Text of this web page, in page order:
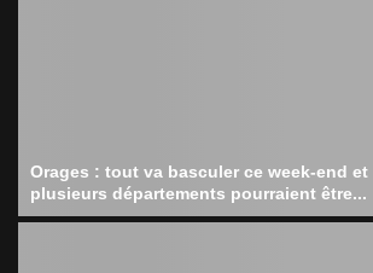
Orages : tout va basculer ce week-end et
plusieurs départements pourraient être...